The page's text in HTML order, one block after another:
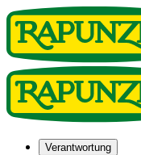
Verantwortung